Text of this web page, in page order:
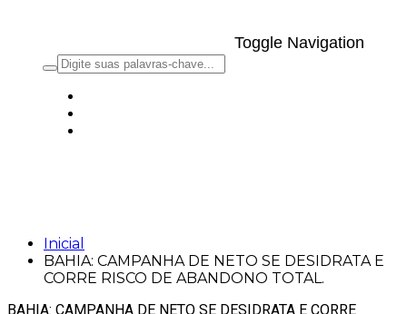
Toggle Navigation
Inicial
BAHIA: CAMPANHA DE NETO SE DESIDRATA E
CORRE RISCO DE ABANDONO TOTAL.
BAHIA: CAMPANHA DE NETO SE DESIDRATA E CORRE